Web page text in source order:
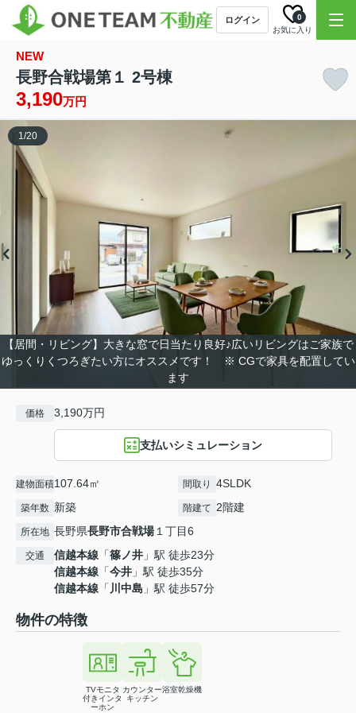
ログイン
お気に入り
0
NEW
長野合戦場第１ 2号棟
3,190万円
【居間・リビング】大きな窓で日当たり良好♪広いリビングはご家族で
ゆっくりくつろぎたい方にオススメです！ ※ CGで家具を配置してい
ます
1/20
価格 3,190万円
支払いシミュレーション
建物面積107.64㎡ 間取り 4SLDK
築年数 新築 階建て 2階建
所在地 長野県長野市合戦場１丁目6
交通 信越本線 「篠ノ井 」駅 徒歩23分
信越本線 「今井 」駅 徒歩35分
信越本線 「 川中島 」駅 徒歩57分
物件の特徴
TVモニタ
付きインタ
ーホン
カウンター
キッチン
浴室乾燥機